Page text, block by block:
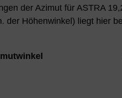
der Azimut für ASTRA
der Höhenwinkel) liegt hier